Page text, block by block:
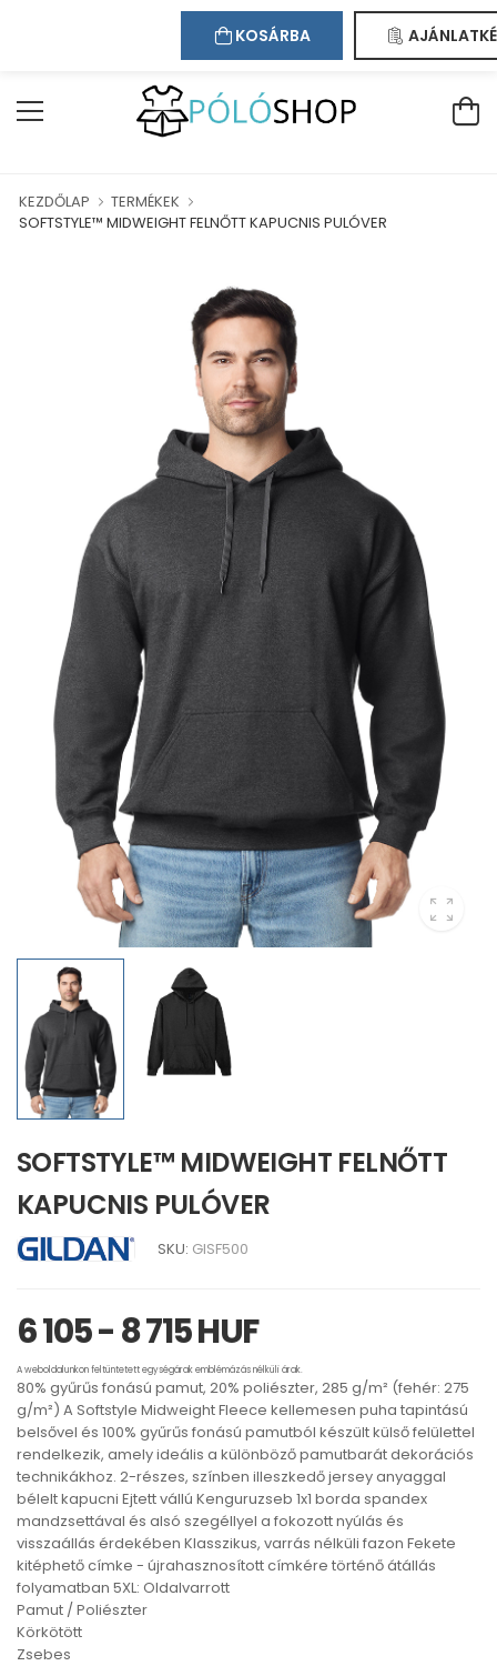
ÜDVÖZÖLJÜK WEBÁRUHÁZUNKBAN!
Kapcsolat Regisztráció
KEZDŐLAP
TERMÉKEK
SOFTSTYLE™ MIDWEIGHT FELNŐTT KAPUCNIS PULÓVER
SOFTSTYLE™ MIDWEIGHT FELNŐTT
KAPUCNIS PULÓVER
SKU: GISF500
6 105 - 8 715 HUF
A weboldalunkon feltüntetett egységárak emblémázás nélküli árak.
80% gyűrűs fonású pamut, 20% poliészter, 285 g/m² (fehér: 275
g/m²) A Softstyle Midweight Fleece kellemesen puha tapintású
belsővel és 100% gyűrűs fonású pamutból készült külső felülettel
rendelkezik, amely ideális a különböző pamutbarát dekorációs
technikákhoz. 2-részes, színben illeszkedő jersey anyaggal
bélelt kapucni Ejtett vállú Kenguruzseb 1x1 borda spandex
mandzsettával és alsó szegéllyel a fokozott nyúlás és
visszaállás érdekében Klasszikus, varrás nélküli fazon Fekete
kitéphető címke - újrahasznosított címkére történő átállás
folyamatban 5XL: Oldalvarrott
Pamut / Poliészter
Körkötött
Zsebes
KOSÁRBA